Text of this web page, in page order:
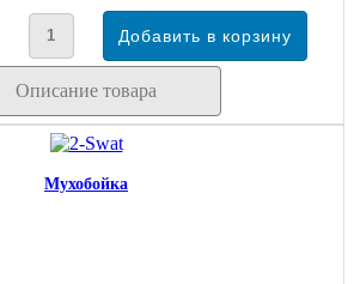
Описание товара
Мухобойка